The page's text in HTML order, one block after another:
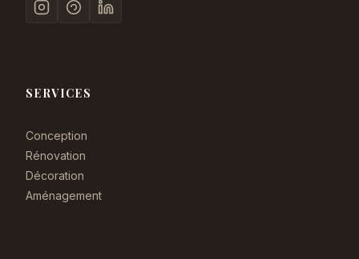
SERVICES
Conception
Rénovation
Décoration
Aménagement